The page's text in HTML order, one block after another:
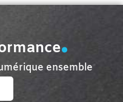
.
ensemble